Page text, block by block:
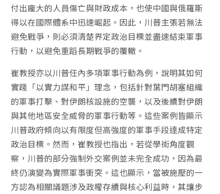
付出龐大的人員傷亡與財政成本，也使中國與俄羅斯
得以在國際體系中迅速崛起。因此，川普主張若無法
避免戰爭，則必須清楚界定政治目標並盡速結束軍事
行動，以避免重蹈長期戰爭的覆轍。
崔教授亦以川普任內多項軍事行動為例，說明其如何
實踐「以實力謀和平」理念，包括針對葉門胡塞組織
的軍事打擊、對伊朗核設施的空襲，以及後續對伊朗
與其他地區安全威脅的軍事行動等。這些案例皆顯示
川普政府傾向以有限度但高強度的軍事手段達成特定
政治目標。然而，崔教授也指出，若從學術角度觀
察，川普的部分強制外交案例並未完全成功，因為最
終仍演變為實際軍事衝突。這也顯示，當被施壓的一
方認為相關議題涉及政權存續與核心利益時，其讓步